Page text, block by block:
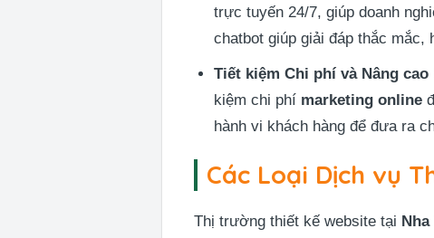
trực tuyến 24/7, giúp doanh
chatbot giúp giải đáp thắc mắc,
Tiết kiệm Chi phí và Nâng
kiệm chi phí marketing online
hành vi khách hàng để đưa ra
Các Loại Dịch vụ
Thị trường thiết kế website tại